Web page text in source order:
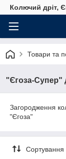
Колючий дріт,
Товари та
"Єгоза-Супер"
Загородження
"Єгоза"
Сортування